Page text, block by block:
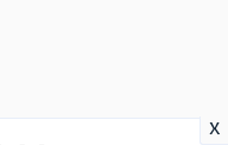
x